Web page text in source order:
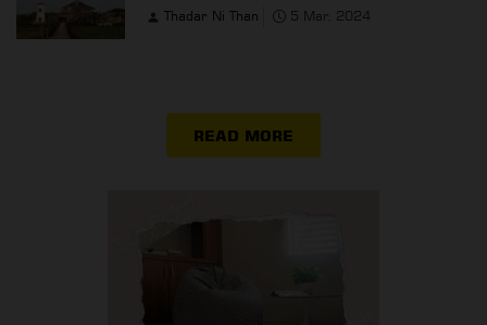
Thadar Ni Than 5 Mar, 2024
READ MORE